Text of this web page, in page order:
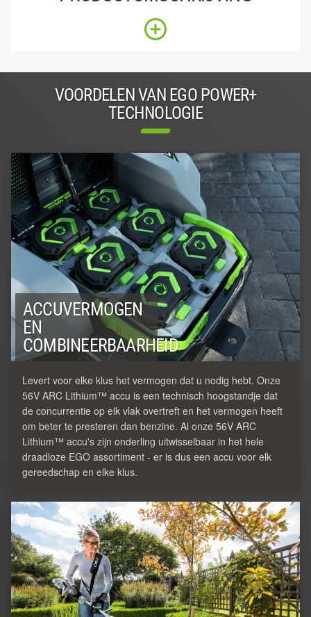
VOORDELEN VAN EGO POWER+
TECHNOLOGIE
ACCUVERMOGEN
EN
COMBINEERBAARHEID
Levert voor elke klus het vermogen dat u nodig hebt. Onze
56V ARC Lithium™ accu is een technisch hoogstandje dat
de concurrentie op elk vlak overtreft en het vermogen heeft
om beter te presteren dan benzine. Al onze 56V ARC
Lithium™ accu's zijn onderling uitwisselbaar in het hele
draadloze EGO assortiment - er is dus een accu voor elk
gereedschap en elke klus.